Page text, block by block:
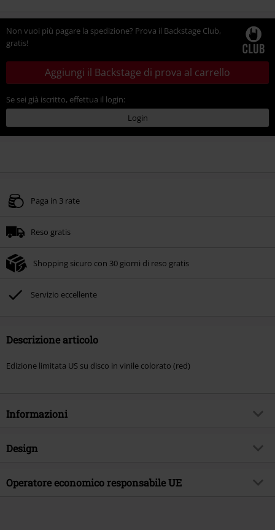
Non vuoi più pagare la spedizione? Prova il Backstage Club,
gratis!
Aggiungi il Backstage di prova al carrello
Se sei già iscritto, effettua il login:
Login
Paga in 3 rate
Reso gratis
Shopping sicuro con 30 giorni di reso gratis
Servizio eccellente
Descrizione articolo
Edizione limitata US su disco in vinile colorato (red)
Informazioni
Codice articolo
Genere Musicale
Punk Rock
Design
Tipologia prodotto
LP
Operatore economico responsabile UE